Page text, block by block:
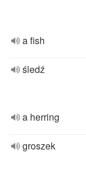
a fish
śledź
a herring
groszek